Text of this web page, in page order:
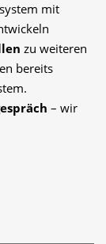
mit
zu weiteren
bereits
– wir